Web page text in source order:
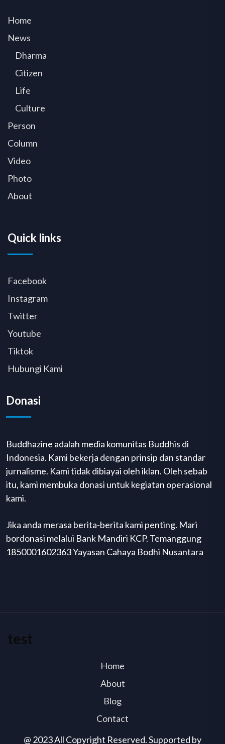
Home
News
Dharma
Citizen
Life
Culture
Person
Column
Video
Photo
About
Quick links
Facebook
Instagram
Twitter
Youtube
Tiktok
Hubungi Kami
Donasi
Buddhazine adalah media komunitas Buddhis di
Indonesia. Kami bekerja dengan prinsip dan standar
jurnalisme. Kami tidak dibiayai oleh iklan. Oleh sebab
itu, kami membuka donasi untuk kegiatan operasional
kami.
Jika anda merasa berita-berita kami penting. Mari
bordonasi melalui Bank Mandiri KCP. Temanggung
1850001602363 Yayasan Cahaya Bodhi Nusantara
@ 2023 All Copyright Reserved. Supported by
test
Home
About
Blog
Contact